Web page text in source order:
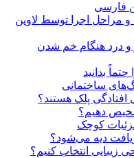
فارسی
مراحل اجرا توسط لاوین
و درد هنگام خم شدن
بدانید
ساختمانی
پلک هستند؟
دهیم؟
کوچک
دیه می‌شود؟
زیبایی انتخاب کنیم؟